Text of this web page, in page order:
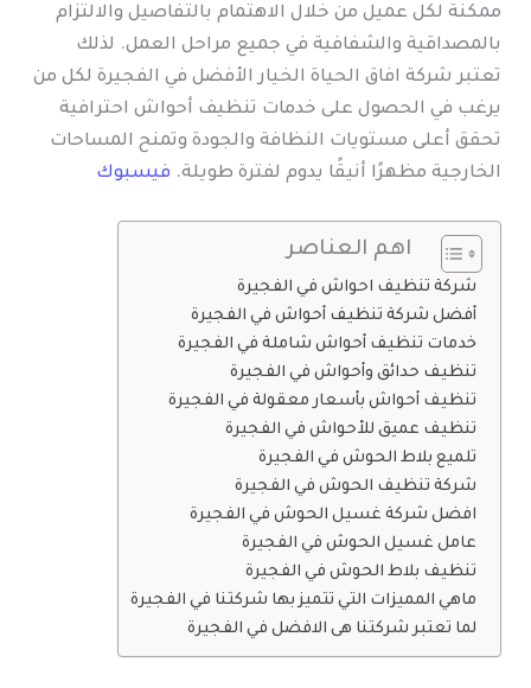
ممكنة لكل عميل من خلال الاهتمام بالتفاصيل والالتزام
بالمصداقية والشفافية في جميع مراحل العمل. لذلك
تعتبر شركة افاق الحياة الخيار الأفضل في الفجيرة لكل من
يرغب في الحصول على خدمات تنظيف أحواش احترافية
تحقق أعلى مستويات النظافة والجودة وتمنح المساحات
الخارجية مظهرًا أنيقًا يدوم لفترة طويلة. فيسبوك
اهم العناصر
شركة تنظيف احواش في الفجيرة
أفضل شركة تنظيف أحواش في الفجيرة
خدمات تنظيف أحواش شاملة في الفجيرة
تنظيف حدائق وأحواش في الفجيرة
تنظيف أحواش بأسعار معقولة في الفجيرة
تنظيف عميق للأحواش في الفجيرة
تلميع بلاط الحوش في الفجيرة
شركة تنظيف الحوش في الفجيرة
افضل شركة غسيل الحوش في الفجيرة
عامل غسيل الحوش في الفجيرة
تنظيف بلاط الحوش في الفجيرة
ماهي المميزات التي تتميز بها شركتنا في الفجيرة
لما تعتبر شركتنا هى الافضل في الفجيرة